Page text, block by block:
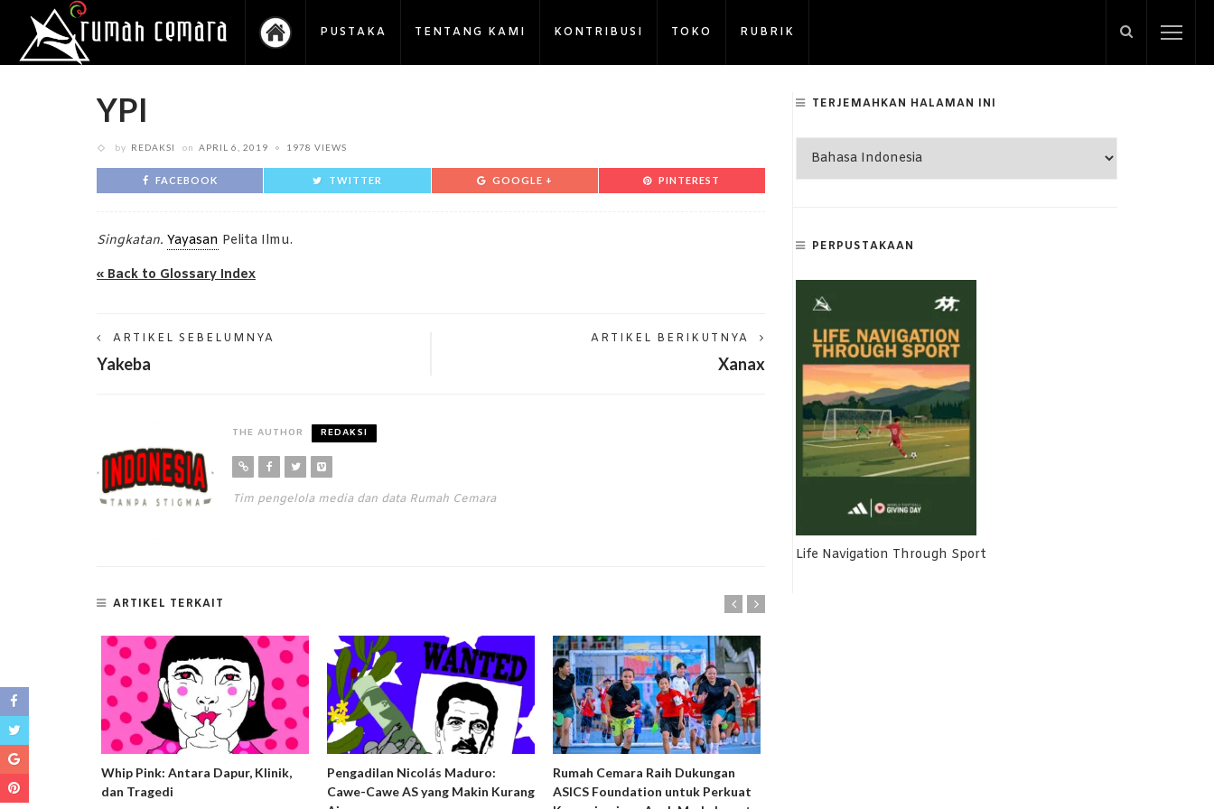
PUSTAKA TENTANG KAMI KONTRIBUSI TOKO RUBRIK
YPI
by REDAKSI on APRIL 6, 2019 1978 VIEWS
FACEBOOK TWITTER GOOGLE + PINTEREST
Singkatan. Yayasan Pelita Ilmu.
« Back to Glossary Index
ARTIKEL SEBELUMNYA
Yakeba
ARTIKEL BERIKUTNYA
Xanax
THE AUTHOR REDAKSI
Tim pengelola media dan data Rumah Cemara
ARTIKEL TERKAIT
Harm
dan
Whip Pink: Antara Dapur, Klinik,
dan Tragedi
Pengadilan Nicolás Maduro:
Cawe-Cawe AS yang Makin Kurang
Rumah Cemara Raih Dukungan
ASICS Foundation untuk Perkuat
TERJEMAHKAN HALAMAN INI
PERPUSTAKAAN
Life Navigation Through Sport